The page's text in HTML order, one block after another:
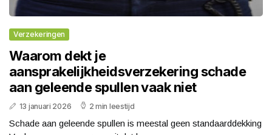
Verzekeringen
Waarom dekt je
aansprakelijkheidsverzekering schade
aan geleende spullen vaak niet
13 januari 2026 2 min leestijd
Schade aan geleende spullen is meestal geen standaarddekking